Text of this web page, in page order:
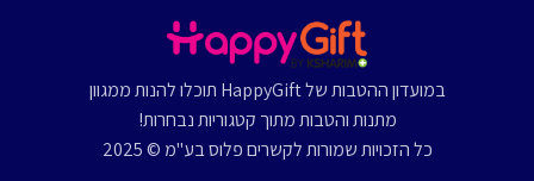
במועדון ההטבות של HappyGift תוכלו להנות ממגוון
מתנות והטבות מתוך קטגוריות נבחרות!
כל הזכויות שמורות לקשרים פלוס בע"מ © 2025